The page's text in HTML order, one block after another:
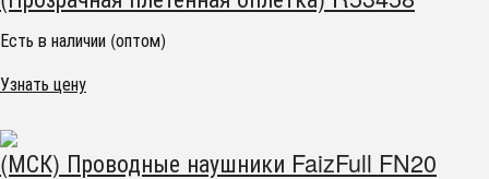
Есть в наличии (оптом)
Узнать цену
(МСК) Проводные наушники FaizFull FN20